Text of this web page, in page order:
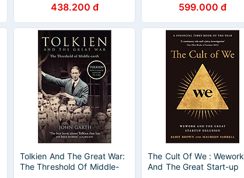
438.200 đ 599.000 đ
Tolkien And The Great War:
The Threshold Of Middle-
The Cult Of We : Wework
And The Great Start-up